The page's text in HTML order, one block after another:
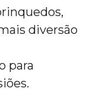
diversão
para